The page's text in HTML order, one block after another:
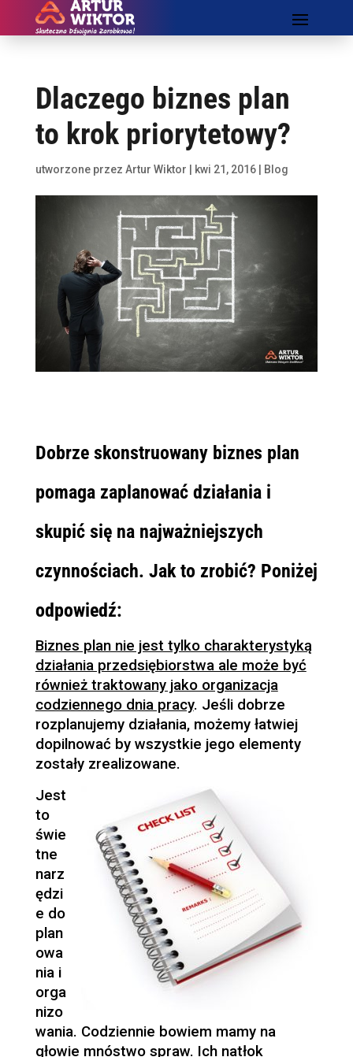
Dlaczego biznes plan
to krok priorytetowy?
utworzone przez Artur Wiktor kwi 21, 2016| Blog
Dobrze skonstruowany biznes plan
pomaga zaplanować działania i
skupić się na najważniejszych
czynnościach. Jak to zrobić? Poniżej
odpowiedź:
Biznes plan nie jest tylko charakterystyką
działania przedsiębiorstwa ale może być
również traktowany jako organizacja
codziennego dnia pracy. Jeśli dobrze
rozplanujemy działania, możemy łatwiej
dopilnować by wszystkie jego elementy
zostały zrealizowane.
Jest
to
świe
tne
narz
ędzi
e do
plan
owa
nia i
orga
nizo
wania. Codziennie bowiem mamy na
głowie mnóstwo spraw. Ich natłok